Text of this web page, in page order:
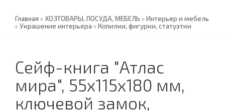
Главная » ХОЗТОВАРЫ, ПОСУДА, МЕБЕЛЬ »Интерьер и мебель
»Украшение интерьера »Копилки, фигурки, статуэтки
Сейф-книга "Атлас
мира", 55х115х180 мм,
ключевой замок,